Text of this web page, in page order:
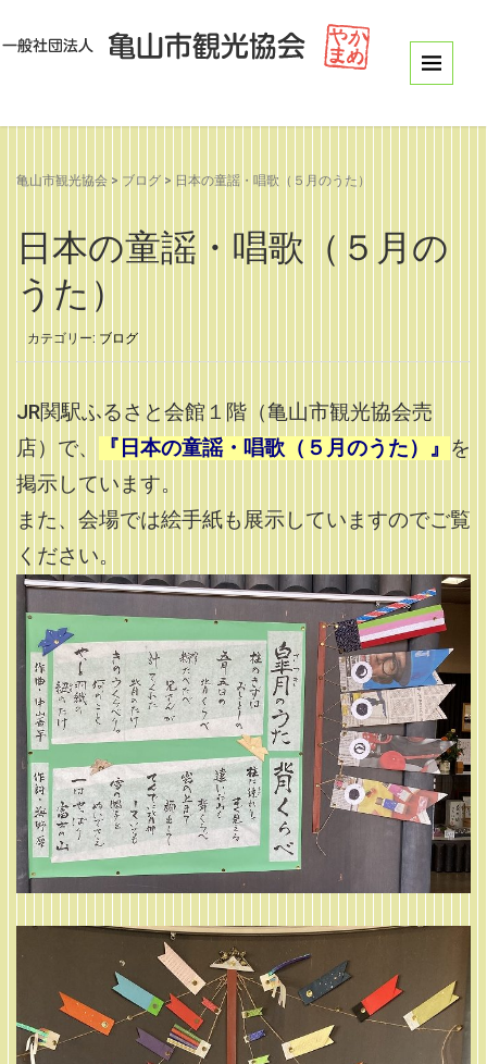
亀山市観光協会 > ブログ > 日本の童謡・唱歌（５月のうた）
日本の童謡・唱歌（５月の
うた）
カテゴリー: ブログ
JR関駅ふるさと会館１階（亀山市観光協会売
店）で、
『日本の童謡・唱歌（５月のうた）』 を
掲示しています。
また、会場では絵手紙も展示していますのでご覧
ください。